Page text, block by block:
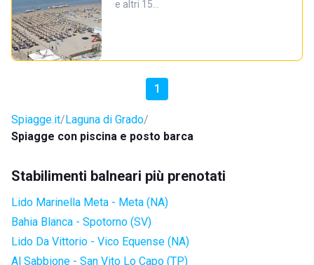
·e altri 15…
1
Spiagge.it Laguna di Grado
Spiagge con piscina e posto barca
Stabilimenti balneari più prenotati
Lido Marinella Meta - Meta (NA)
Bahia Blanca - Spotorno (SV)
Lido Da Vittorio - Vico Equense (NA)
Al Sabbione - San Vito Lo Capo (TP)